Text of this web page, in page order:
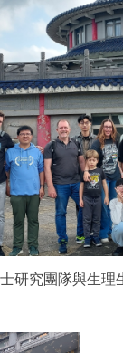
研究團隊與生理